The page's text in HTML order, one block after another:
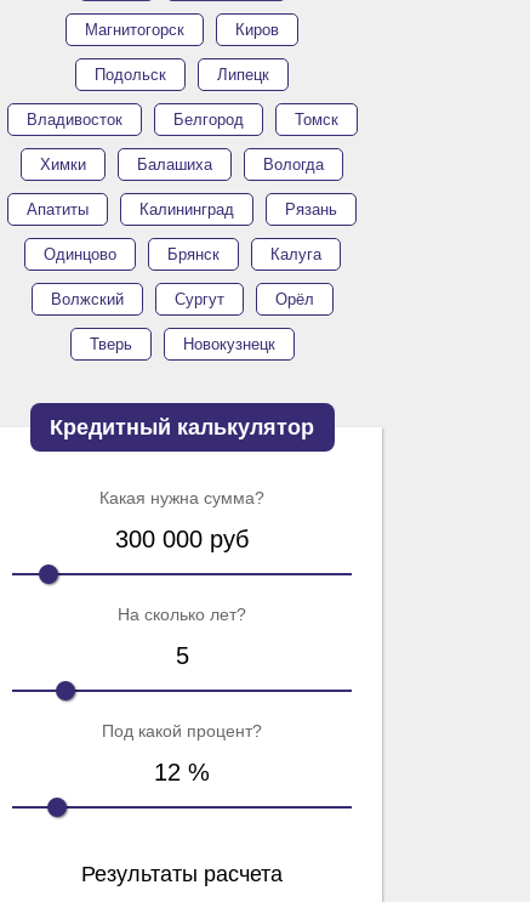
Магнитогорск Киров
Подольск Липецк
Владивосток Белгород Томск
Химки Балашиха Вологда
Апатиты Калининград Рязань
Одинцово Брянск Калуга
Волжский Сургут Орёл
Тверь Новокузнецк
Кредитный калькулятор
Какая нужна сумма?
300 000 руб
На сколько лет?
5
Под какой процент?
12 %
Результаты расчета